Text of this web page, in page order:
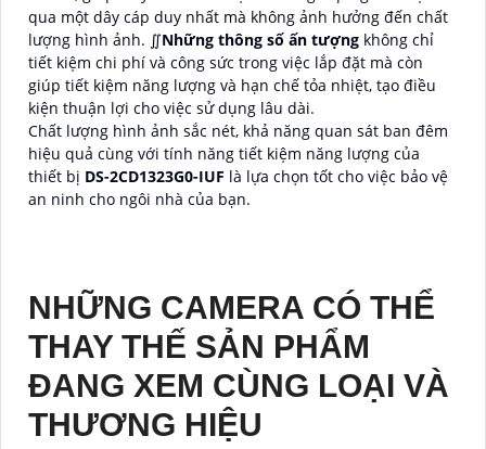
qua một dây cáp duy nhất mà không ảnh hưởng đến chất
lượng hình ảnh. ∬Những thông số ấn tượng không chỉ
tiết kiệm chi phí và công sức trong việc lắp đặt mà còn
giúp tiết kiệm năng lượng và hạn chế tỏa nhiệt, tạo điều
kiện thuận lợi cho việc sử dụng lâu dài.
Chất lượng hình ảnh sắc nét, khả năng quan sát ban đêm
hiệu quả cùng với tính năng tiết kiệm năng lượng của
thiết bị DS-2CD1323G0-IUF là lựa chọn tốt cho việc bảo vệ
an ninh cho ngôi nhà của bạn.
NHỮNG CAMERA CÓ THỂ
THAY THẾ SẢN PHẨM
ĐANG XEM CÙNG LOẠI VÀ
THƯƠNG HIỆU